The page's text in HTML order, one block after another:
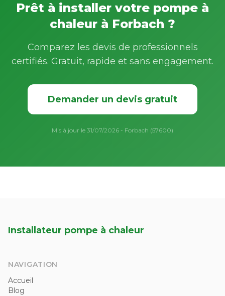
Prêt à installer votre pompe à
chaleur à Forbach ?
Comparez les devis de professionnels
certifiés. Gratuit, rapide et sans engagement.
Demander un devis gratuit
Mis à jour le 31/07/2026 - Forbach (57600)
Installateur pompe à chaleur
NAVIGATION
Accueil
Blog